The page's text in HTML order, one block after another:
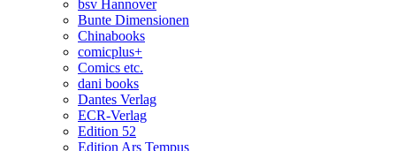
bsv Hannover
Bunte Dimensionen
Chinabooks
comicplus+
Comics etc.
dani books
Dantes Verlag
ECR-Verlag
Edition 52
Edition Ars Tempus